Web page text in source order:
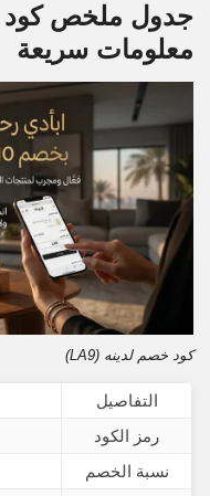
معلومات سريعة
كود خصم لدينه (LA9)
التفاصيل
رمز الكود
نسبة الخصم